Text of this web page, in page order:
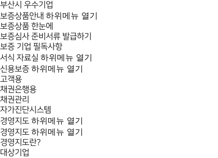
부산시 우수기업
보증상품안내 하위메뉴 열기
보증상품 한눈에
보증심사 준비서류 발급하기
보증 기업 필독사항
서식 자료실 하위메뉴 열기
신용보증 하위메뉴 열기
고객용
채권은행용
채권관리
자가진단시스템
경영지도 하위메뉴 열기
경영지도 하위메뉴 열기
경영지도란?
대상기업